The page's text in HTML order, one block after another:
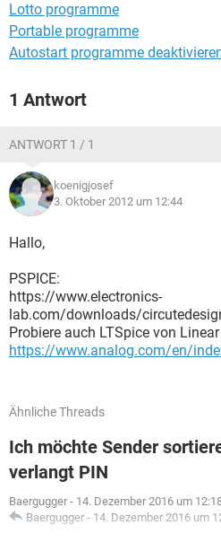
Lotto programme
Portable programme
Autostart programme
1 Antwort
ANTWORT 1 / 1
koenigjosef
3. Oktober 2012 um 12:44
Hallo,
PSPICE:
https://www.electronics-
lab.com/downloads/
Probiere auch LTSpice von
https://www.analog.com/en/
Ähnliche Threads
Ich möchte Sender
verlangt PIN
Baergugger - 14. Dezember 2016 um
Baergugger - 14. Dezember 2016 um